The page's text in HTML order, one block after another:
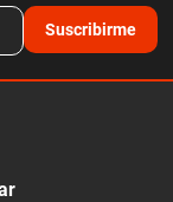
Suscribirme